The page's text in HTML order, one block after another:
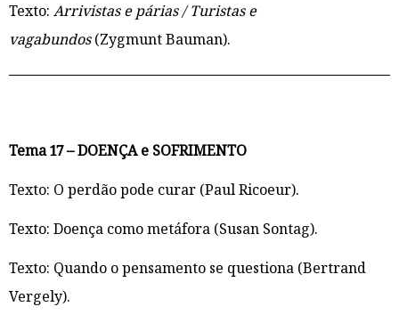
Texto: Arrivistas e párias / Turistas e
vagabundos(Zygmunt Bauman).
Tema 17 – DOENÇA e SOFRIMENTO
Texto: O perdão pode curar (Paul Ricoeur).
Texto: Doença como metáfora (Susan Sontag).
Texto: Quando o pensamento se questiona (Bertrand
Vergely).